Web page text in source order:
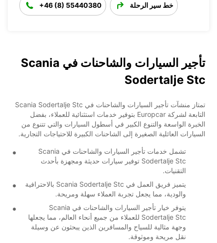
+46 (8) 55440380 خط سير الرحلة
تأجير السيارات والشاحنات في Scania
Sodertalje Stc
تمتاز منشآت تأجير السيارات والشاحنات في Scania Sodertalje Stc
التابعة لشركة Europcar بتوفير خدمات استثنائية للعملاء، بفضل
الخبرة الواسعة والتنوع الكبير في أسطول السيارات والتي تتنوع من
السيارات العائلية الصغيرة إلى الشاحنات الكبيرة للاحتياجات التجارية.
تشمل خدمات تأجير السيارات والشاحنات في Scania
Sodertalje Stc توفير سيارات حديثة ومجهزة بأحدث
التقنيات.
يتميز فريق العمل في Scania Sodertalje Stc بالاحترافية
والودية، مما يجعل تجربة العملاء سهلة ومريحة.
يتوفر خيار تأجير السيارات والشاحنات في Scania
Sodertalje Stc للعملاء من جميع أنحاء العالم، مما يجعلها
وجهة مثالية للسياح والمسافرين الذين يبحثون عن وسيلة
نقل مريحة وموثوقة.